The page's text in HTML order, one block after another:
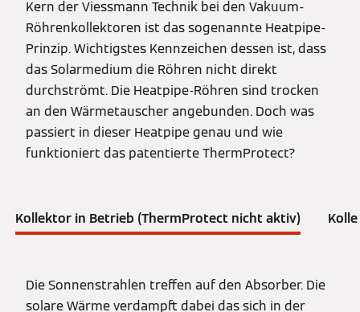
Kern der Viessmann Technik bei den Vakuum-
Röhrenkollektoren ist das sogenannte Heatpipe-
Prinzip. Wichtigstes Kennzeichen dessen ist, dass
das Solarmedium die Röhren nicht direkt
durchströmt. Die Heatpipe-Röhren sind trocken
an den Wärmetauscher angebunden. Doch was
passiert in dieser Heatpipe genau und wie
funktioniert das patentierte ThermProtect?
Kollektor in Betrieb (ThermProtect nicht aktiv)
Die Sonnenstrahlen treffen auf den Absorber. Die
solare Wärme verdampft dabei das sich in der